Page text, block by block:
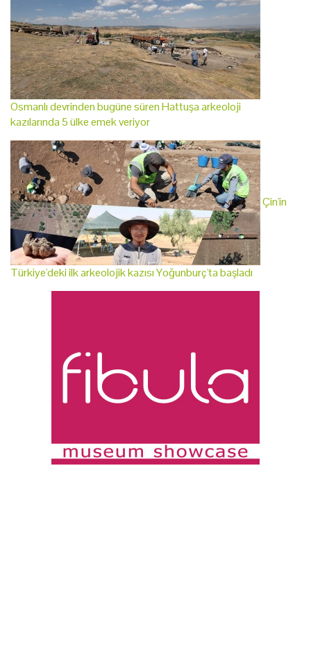
Osmanlı devrinden bugüne süren Hattuşa arkeoloji
kazılarında 5 ülke emek veriyor
Çin'in
Türkiye'deki ilk arkeolojik kazısı Yoğunburç'ta başladı